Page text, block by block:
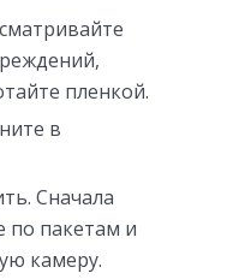
пленкой.
в
Сначала
по пакетам и
камеру.